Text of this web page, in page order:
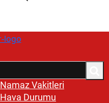
Namaz Vakitleri
Hava Durumu